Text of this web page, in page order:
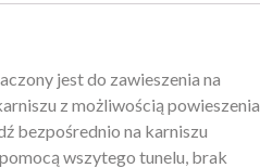
jest do zawieszenia na
z możliwością powieszenia
bezpośrednio na karniszu
wszytego tunelu, brak